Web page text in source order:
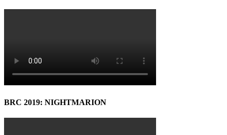
BRC 2019: NIGHTMARION